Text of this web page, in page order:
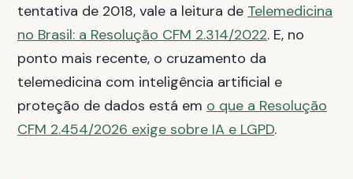
tentativa de 2018, vale a leitura de Telemedicina
no Brasil: a Resolução CFM 2.314/2022. E, no
ponto mais recente, o cruzamento da
telemedicina com inteligência artificial e
proteção de dados está em o que a Resolução
CFM 2.454/2026 exige sobre IA e LGPD.